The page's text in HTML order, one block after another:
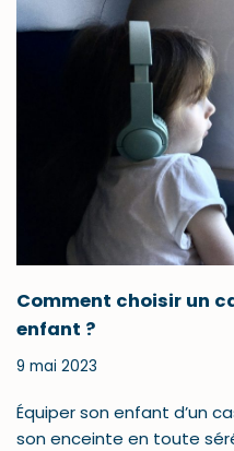
Comment choisir un
enfant ?
9 mai 2023
Équiper son enfant d’un
son enceinte en toute